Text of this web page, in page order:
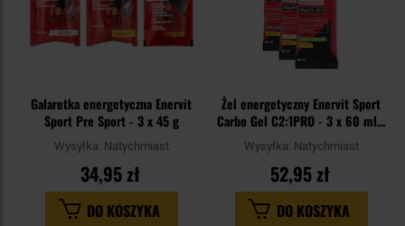
Galaretka energetyczna Enervit
Sport Pre Sport - 3 x 45 g
Wysyłka: Natychmiast
34,95 zł
DO KOSZYKA
Żel energetyczny Enervit Sport
Carbo Gel C2:1PRO - 3 x 60 ml -
Cytryna-soda/Cola-
kofeina/Limonka
Wysyłka: Natychmiast
52,95 zł
DO KOSZYKA